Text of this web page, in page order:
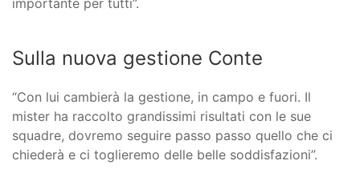
importante per tutti”.
Sulla nuova gestione Conte
“Con lui cambierà la gestione, in campo e fuori. Il
mister ha raccolto grandissimi risultati con le sue
squadre, dovremo seguire passo passo quello che ci
chiederà e ci toglieremo delle belle soddisfazioni”.